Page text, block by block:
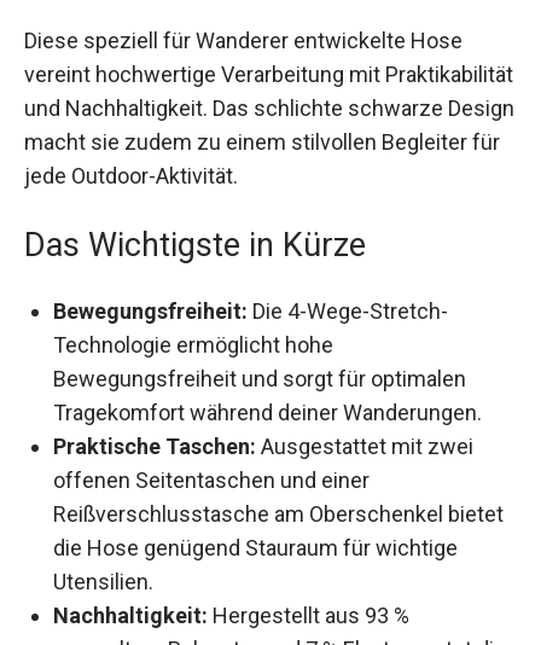
vereint hochwertige Verarbeitung mit
Praktikabilität und Nachhaltigkeit. Das schlichte
schwarze Design macht sie zudem zu einem
stilvollen Begleiter für jede Outdoor-Aktivität.
Das Wichtigste in Kürze
Technologie ermöglicht hohe
Bewegungsfreiheit und sorgt für optimalen
Tragekomfort während deiner Wanderungen.
Praktische Taschen:Ausgestattet mit zwei
offenen Seitentaschen und einer
Reißverschlusstasche am Oberschenkel
bietet die Hose genügend Stauraum für
wichtige Utensilien.
Nachhaltigkeit:
recyceltem Polyester und 7 % Elastan, setzt